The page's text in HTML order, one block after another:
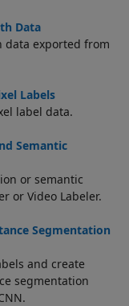
Data
data exported from
Labels
label data.
Semantic
or semantic
or Video Labeler.
Segmentation
and create
segmentation